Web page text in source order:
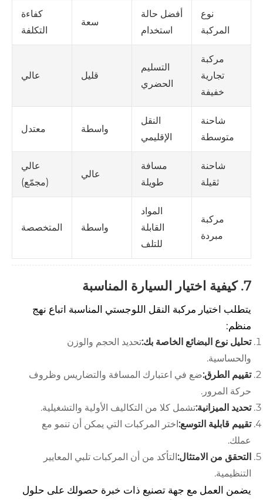
نوع
المركبة
أفضل حالة
استخدام
سعة
كفاءة
التكلفة
مركبة
تجارية
خفيفة
التسليم
الحضري
قليل عالي
شاحنة
متوسطة
النقل
الإقليمي
واسطة معتدل
شاحنة
ثقيلة
مسافة
طويلة
عالي
عالي
(مجمّع)
مركبة
مبردة
المواد
القابلة
للتلف
واسطة المتخصصة
7. كيفية اختيار السيارة المناسبة
يتطلب اختيار مركبة النقل اللوجستي المناسبة اتباع نهج
منظم:
تحليل نوع البضائع الخاصة بك:تحديد الحجم والوزن
والحساسية.
تقييم الطرق:ضع في اعتبارك المسافة والتضاريس وظروف
حركة المرور.
تحديد الميزانية:تشمل كلا من التكاليف الأولية والتشغيلية.
تقييم قابلية التوسع: اختر المركبات التي يمكن أن تنمو مع
عملك.
التحقق من الامتثال: التأكد من أن المركبات تلبي المعايير
التنظيمية.
يضمن العمل مع جهة تصنيع ذات خبرة حصولك على حلول